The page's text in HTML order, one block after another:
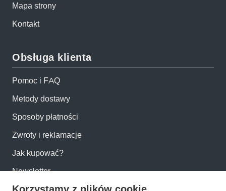
Mapa strony
Kontakt
Obsługa klienta
Pomoc i FAQ
Metody dostawy
Sposoby płatności
Zwroty i reklamacje
Jak kupować?
Newsletter